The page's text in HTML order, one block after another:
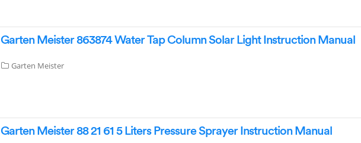
Garten Meister 863874 Water Tap Column Solar Light Instruction Manual
Garten Meister
Garten Meister 88 21 61 5 Liters Pressure Sprayer Instruction Manual